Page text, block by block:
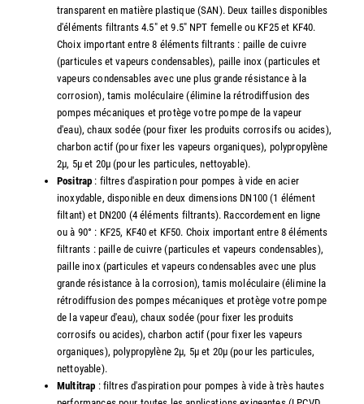
transparent en matière plastique (SAN). Deux tailles disponibles
d'éléments filtrants 4.5" et 9.5" NPT femelle ou KF25 et KF40.
Choix important entre 8 éléments filtrants : paille de cuivre
(particules et vapeurs condensables), paille inox (particules et
vapeurs condensables avec une plus grande résistance à la
corrosion), tamis moléculaire (élimine la rétrodiffusion des
pompes mécaniques et protège votre pompe de la vapeur
d'eau), chaux sodée (pour fixer les produits corrosifs ou acides),
charbon actif (pour fixer les vapeurs organiques), polypropylène
2µ, 5µ et 20µ (pour les particules, nettoyable).
Positrap : filtres d'aspiration pour pompes à vide en acier
inoxydable, disponible en deux dimensions DN100 (1 élément
filtant) et DN200 (4 éléments filtrants). Raccordement en ligne
ou à 90° : KF25, KF40 et KF50. Choix important entre 8 éléments
filtrants : paille de cuivre (particules et vapeurs condensables),
paille inox (particules et vapeurs condensables avec une plus
grande résistance à la corrosion), tamis moléculaire (élimine la
rétrodiffusion des pompes mécaniques et protège votre pompe
de la vapeur d'eau), chaux sodée (pour fixer les produits
corrosifs ou acides), charbon actif (pour fixer les vapeurs
organiques), polypropylène 2µ, 5µ et 20µ (pour les particules,
nettoyable).
Multitrap : filtres d'aspiration pour pompes à vide à très hautes